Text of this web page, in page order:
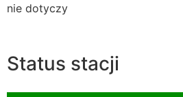
nie dotyczy
Status stacji